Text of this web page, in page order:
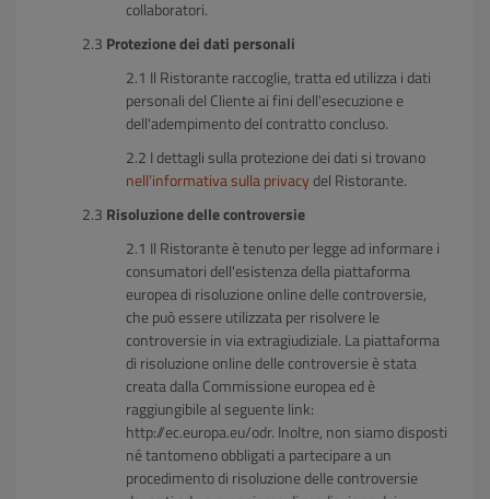
collaboratori.
Protezione dei dati personali
Il Ristorante raccoglie, tratta ed utilizza i dati
personali del Cliente ai fini dell'esecuzione e
dell'adempimento del contratto concluso.
I dettagli sulla protezione dei dati si trovano
nell’informativa sulla privacydel Ristorante.
Risoluzione delle controversie
Il Ristorante è tenuto per legge ad informare i
consumatori dell'esistenza della piattaforma
europea di risoluzione online delle controversie,
che può essere utilizzata per risolvere le
controversie in via extragiudiziale. La piattaforma
di risoluzione online delle controversie è stata
creata dalla Commissione europea ed è
raggiungibile al seguente link:
http://ec.europa.eu/odr. Inoltre, non siamo disposti
né tantomeno obbligati a partecipare a un
procedimento di risoluzione delle controversie